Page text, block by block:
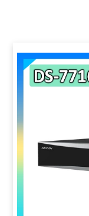
lắp đặt camera
mang đến cho
quả, đáng tin
Camera của
camera Hikvision
ảnh sắc nét mà
dự án của quý vị.
Nếu quý vị quan